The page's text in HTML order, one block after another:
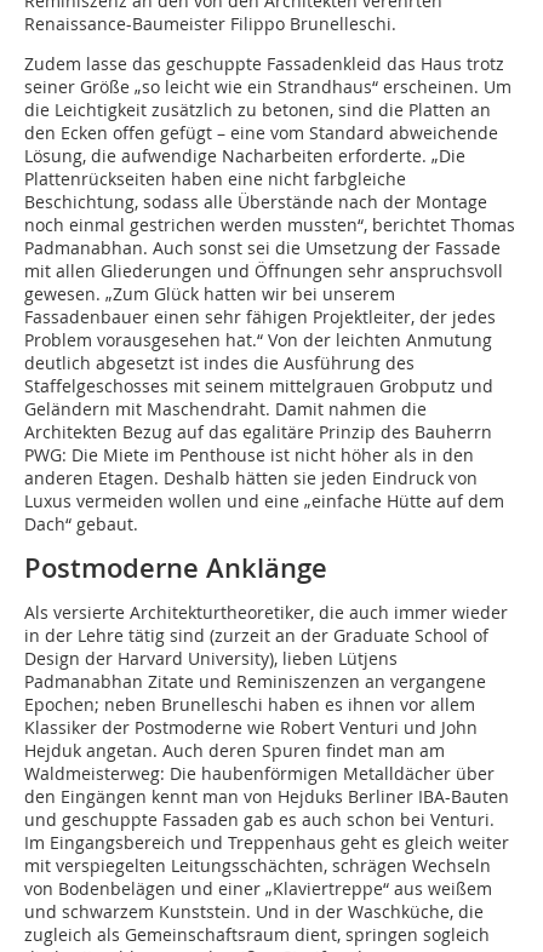
Renaissance-Baumeister Filippo Brunelleschi.
Zudem lasse das geschuppte Fassadenkleid das Haus trotz
seiner Größe „so leicht wie ein Strandhaus“ erscheinen. Um
die Leichtigkeit zusätzlich zu betonen, sind die Platten an
den Ecken offen gefügt – eine vom Standard abweichende
Lösung, die aufwendige Nacharbeiten erforderte. „Die
Plattenrückseiten haben eine nicht farbgleiche
Beschichtung, sodass alle Überstände nach der Montage
noch einmal gestrichen werden mussten“, berichtet Thomas
Padmanabhan. Auch sonst sei die Umsetzung der Fassade
mit allen Gliederungen und Öffnungen sehr anspruchsvoll
gewesen. „Zum Glück hatten wir bei unserem
Fassadenbauer einen sehr fähigen Projektleiter, der jedes
Problem vorausgesehen hat.“ Von der leichten Anmutung
deutlich abgesetzt ist indes die Ausführung des
Staffelgeschosses mit seinem mittelgrauen Grobputz und
Geländern mit Maschendraht. Damit nahmen die
Architekten Bezug auf das egalitäre Prinzip des Bauherrn
PWG: Die Miete im Penthouse ist nicht höher als in den
anderen Etagen. Deshalb hätten sie jeden Eindruck von
Luxus vermeiden wollen und eine „einfache Hütte auf dem
Dach“ gebaut.
Postmoderne Anklänge
Als versierte Architekturtheoretiker, die auch immer wieder
in der Lehre tätig sind (zurzeit an der Graduate School of
Design der Harvard University), lieben Lütjens
Padmanabhan Zitate und Reminiszenzen an vergangene
Epochen; neben Brunelleschi haben es ihnen vor allem
Klassiker der Postmoderne wie Robert Venturi und John
Hejduk angetan. Auch deren Spuren findet man am
Waldmeisterweg: Die haubenförmigen Metalldächer über
den Eingängen kennt man von Hejduks Berliner IBA-Bauten
und geschuppte Fassaden gab es auch schon bei Venturi.
Im Eingangsbereich und Treppenhaus geht es gleich weiter
mit verspiegelten Leitungsschächten, schrägen Wechseln
von Bodenbelägen und einer „Klaviertreppe“ aus weißem
und schwarzem Kunststein. Und in der Waschküche, die
zugleich als Gemeinschaftsraum dient, springen sogleich